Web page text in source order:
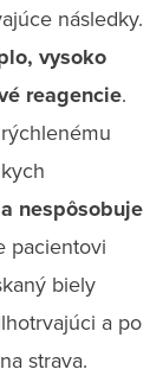
následky.
vysoko
reagencie.
nespôsobuje
pacientovi
biely
a po
strava.